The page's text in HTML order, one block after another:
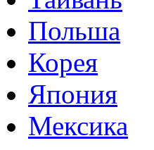
Польша
Корея
Япония
Мексика